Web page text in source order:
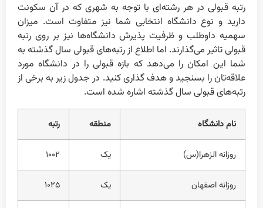
رتبه قبولی در هر رشته‌ای با توجه به شهری که در آن سکونت
دارید و نوع دانشگاه انتخابی شما نیز متفاوت است. میزان
سهمیه داوطلب و ظرفیت پذیرش دانشگاه‌ها نیز بر روی رتبه
قبولی تاثیر می‌گذارند. اما اطلاع از رتبه‌های قبولی سال گذشته به
شما این امکان را می‌دهد که بازه قبولی را در دانشگاه مورد
علاقه‌تان را بسنجید و هدف گذاری کنید. در جدول زیر به برخی از
رتبه‌های قبولی سال گذشته اشاره شده است.
نام دانشگاه منطقه رتبه
روزانه الزهرا(س) یک ۱۰۰۲
روزانه اصفهان یک ۱۰۲۵